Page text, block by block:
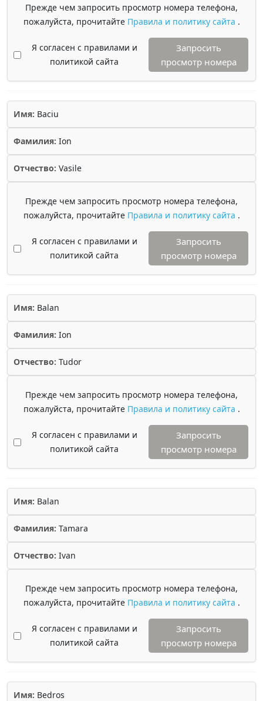
Прежде чем запросить просмотр номера телефона,
пожалуйста, прочитайте Правила и политику сайта .
Я согласен с правилами и
политикой сайта
Запросить
просмотр номера
Имя: Baciu
Фамилия: Ion
Отчество: Vasile
Прежде чем запросить просмотр номера телефона,
пожалуйста, прочитайте Правила и политику сайта .
Я согласен с правилами и
политикой сайта
Запросить
просмотр номера
Имя: Balan
Фамилия: Ion
Отчество: Tudor
Прежде чем запросить просмотр номера телефона,
пожалуйста, прочитайте Правила и политику сайта .
Я согласен с правилами и
политикой сайта
Запросить
просмотр номера
Имя: Balan
Фамилия: Tamara
Отчество: Ivan
Прежде чем запросить просмотр номера телефона,
пожалуйста, прочитайте Правила и политику сайта .
Я согласен с правилами и
политикой сайта
Запросить
просмотр номера
Имя: Bedros